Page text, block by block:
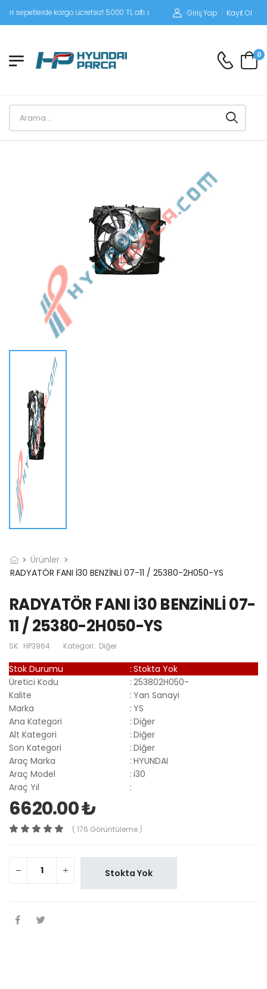
kargo ücretsiz! 5000 TL altı siparişlerinizde siparişleriniz alıcı
Giriş Yap / Kayıt Ol
0
Ürünler
RADYATÖR FANI İ30 BENZİNLİ 07-11 / 25380-2H050-YS
RADYATÖR FANI İ30 BENZİNLİ 07-
11 / 25380-2H050-YS
SK: HP3964 Kategori: Diğer
Stok Durumu : Stokta Yok
Üretici Kodu
: 253802H050-
Kalite
: Yan Sanayi
Marka
: YS
Ana Kategori
: Diğer
Alt Kategori
: Diğer
Son Kategori
: Diğer
Araç Marka
: HYUNDAI
Araç Model
: i30
Araç Yıl
:
6620.00 ₺
( 176 Görüntüleme )
Stokta Yok